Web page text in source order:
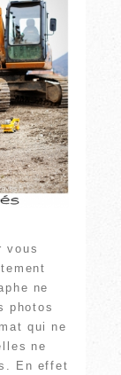
vous
ne
photos
qui ne
ne
En effet